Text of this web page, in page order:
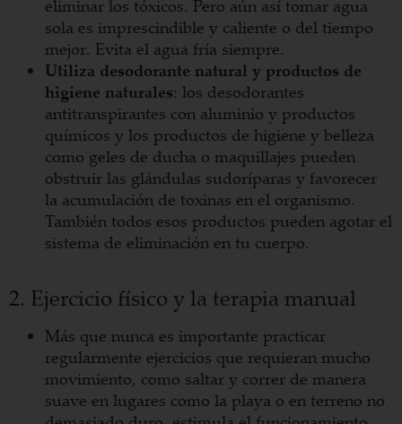
eliminar los tóxicos. Pero aún así tomar agua
sola es imprescindible y caliente o del tiempo
mejor. Evita el agua fría siempre.
Utiliza desodorante natural y productos de
higiene naturales: los desodorantes
antitranspirantes con aluminio y productos
químicos y los productos de higiene y belleza
como geles de ducha o maquillajes pueden
obstruir las glándulas sudoríparas y favorecer
la acumulación de toxinas en el organismo.
También todos esos productos pueden agotar el
sistema de eliminación en tu cuerpo.
2. Ejercicio físico y la terapia manual
Más que nunca es importante practicar
regularmente ejercicios que requieran mucho
movimiento, como saltar y correr de manera
suave en lugares como la playa o en terreno no